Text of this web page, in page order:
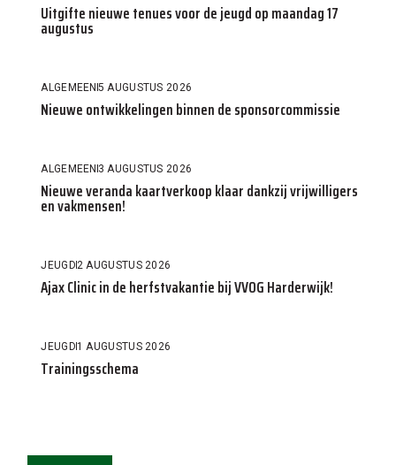
Uitgifte nieuwe tenues voor de jeugd op maandag 17
augustus
ALGEMEEN5 AUGUSTUS 2026
Nieuwe ontwikkelingen binnen de sponsorcommissie
ALGEMEEN3 AUGUSTUS 2026
Nieuwe veranda kaartverkoop klaar dankzij vrijwilligers
en vakmensen!
JEUGD2 AUGUSTUS 2026
Ajax Clinic in de herfstvakantie bij VVOG Harderwijk!
JEUGD1 AUGUSTUS 2026
Trainingsschema